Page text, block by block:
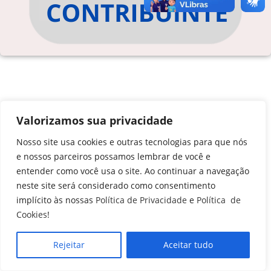
Valorizamos sua privacidade
Nosso site usa cookies e outras tecnologias para que nós
e nossos parceiros possamos lembrar de você e
entender como você usa o site. Ao continuar a navegação
neste site será considerado como consentimento
implícito às nossas Política de Privacidade e Política de
Cookies!
Rejeitar Aceitar tudo